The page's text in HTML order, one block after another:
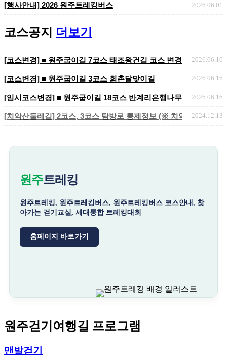
[행사안내] 2026 원주트레킹버스 2026.06.01
코스공지 더보기
[코스변경] ■ 원주굽이길 7코스 태조왕건길 코스 변경 안내2026.06.16
[코스변경] ■ 원주굽이길 3코스 회촌달맞이길 2026.06.16
[임시코스변경] ■ 원주굽이길 18코스 반계리은행나무길 임시노선
2026.06.16
[치악산둘레길] 2코스, 3코스 탐방로 통제정보 (※ 치악산국립공원
2024.12.13
원주트레킹
원주트레킹, 원주트레킹버스, 원주트레킹버스 코스안내, 찾
아가는 걷기교실, 세대통합 트레킹대회
홈페이지 바로가기
원주걷기여행길 프로그램
맨발걷기